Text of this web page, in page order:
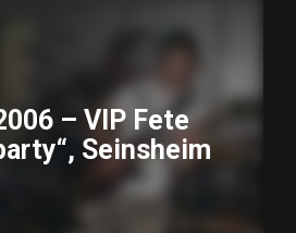
– VIP Fete
Seinsheim